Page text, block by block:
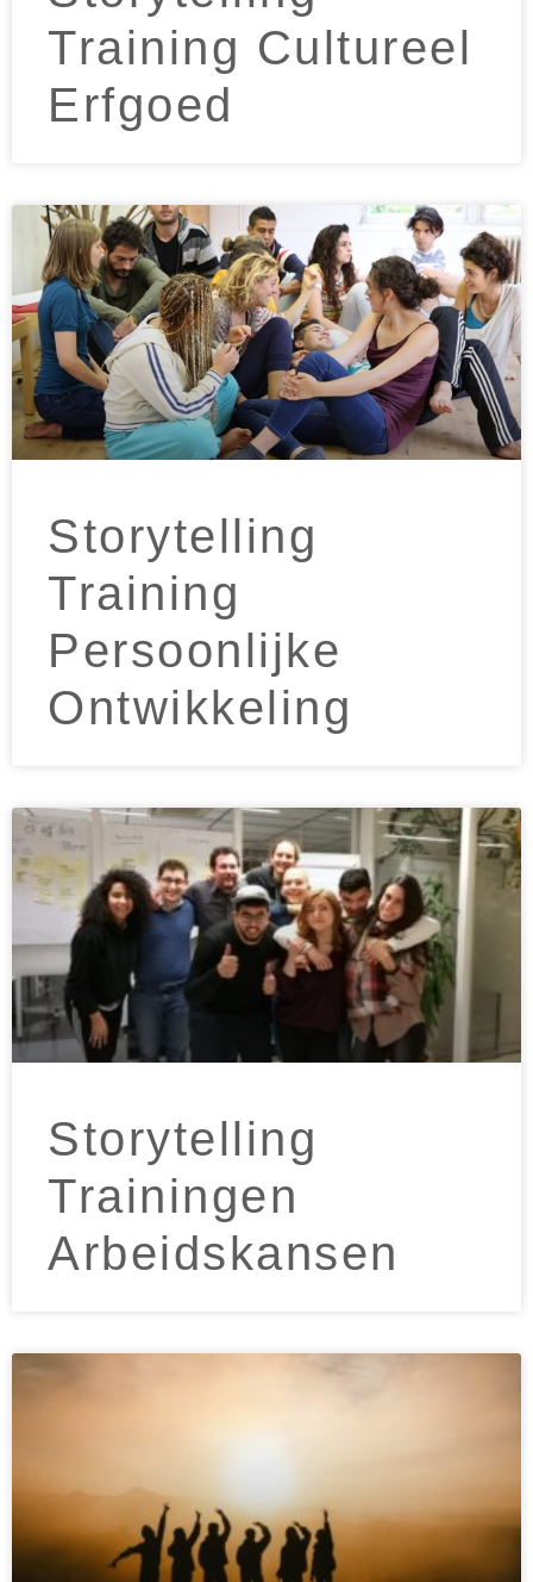
Training Cultureel
Erfgoed
Storytelling
Training
Persoonlijke
Ontwikkeling
Storytelling
Trainingen
Arbeidskansen